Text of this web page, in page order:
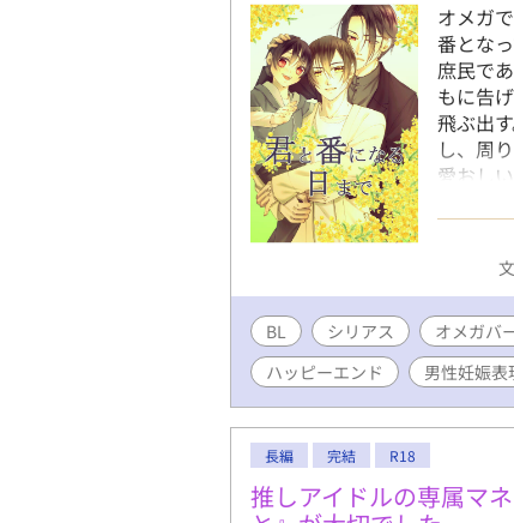
オメガ
番とな
庶民で
もに告
飛ぶ出
し、周
愛おし
日、慧
だけで
流され
しまっ
釈があ
溺愛ア
作品の
（こち
BL シリアス オメガバ
ハッピーエンド
男性妊娠表
長編 完結 R18
推しアイドルの専属マ